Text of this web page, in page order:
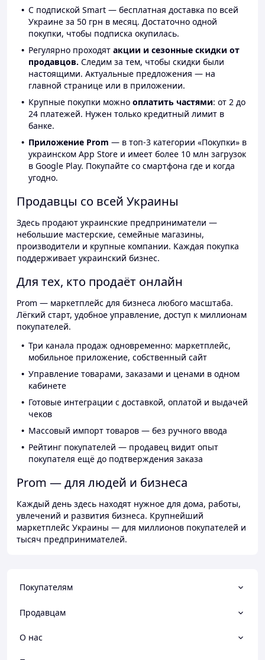
С подпиской Smart — бесплатная доставка по всей
Украине за 50 грн в месяц. Достаточно одной
покупки, чтобы подписка окупилась.
Регулярно проходят акции и сезонные скидки от
продавцов. Следим за тем, чтобы скидки были
настоящими. Актуальные предложения — на
главной странице или в приложении.
Крупные покупки можно оплатить частями: от 2 до
24 платежей. Нужен только кредитный лимит в
банке.
Приложение Prom — в топ-3 категории «Покупки» в
украинском App Store и имеет более 10 млн загрузок
в Google Play. Покупайте со смартфона где и когда
угодно.
Продавцы со всей Украины
Здесь продают украинские предприниматели —
небольшие мастерские, семейные магазины,
производители и крупные компании. Каждая покупка
поддерживает украинский бизнес.
Для тех, кто продаёт онлайн
Prom — маркетплейс для бизнеса любого масштаба.
Лёгкий старт, удобное управление, доступ к миллионам
покупателей.
Три канала продаж одновременно: маркетплейс,
мобильное приложение, собственный сайт
Управление товарами, заказами и ценами в одном
кабинете
Готовые интеграции с доставкой, оплатой и выдачей
чеков
Массовый импорт товаров — без ручного ввода
Рейтинг покупателей — продавец видит опыт
покупателя ещё до подтверждения заказа
Prom — для людей и бизнеса
Каждый день здесь находят нужное для дома, работы,
увлечений и развития бизнеса. Крупнейший
маркетплейс Украины — для миллионов покупателей и
тысяч предпринимателей.
Покупателям
Продавцам
О нас